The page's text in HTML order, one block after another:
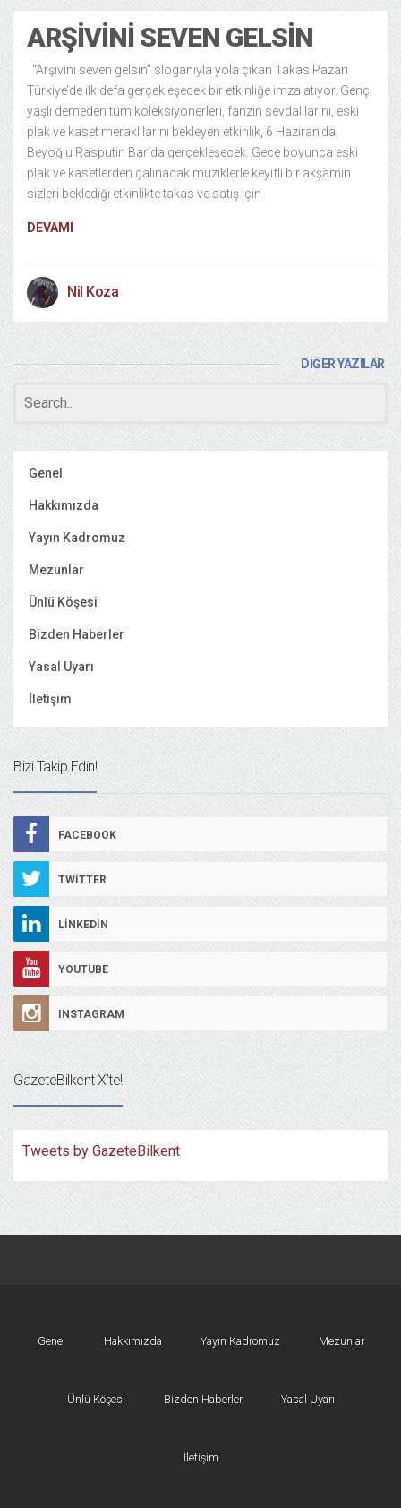
ARŞIVINI SEVEN GELSIN
“Arşivini seven gelsin” sloganıyla yola çıkan Takas Pazarı
Türkiye’de ilk defa gerçekleşecek bir etkinliğe imza atıyor. Genç
yaşlı demeden tüm koleksiyonerleri, fanzin sevdalılarını, eski
plak ve kaset meraklılarını bekleyen etkinlik, 6 Haziran’da
Beyoğlu Rasputin Bar’da gerçekleşecek. Gece boyunca eski
plak ve kasetlerden çalınacak müziklerle keyifli bir akşamın
sizleri beklediği etkinlikte takas ve satış için
DEVAMI
Nil Koza
DİĞER YAZILAR
Genel
Hakkımızda
Yayın Kadromuz
Mezunlar
Ünlü Köşesi
Bizden Haberler
Yasal Uyarı
İletişim
Bizi Takip Edin!
FACEBOOK
TWITTER
LINKEDIN
YOUTUBE
INSTAGRAM
GazeteBilkent X’te!
Tweets by GazeteBilkent
Genel Hakkımızda Yayın Kadromuz Mezunlar
Ünlü Köşesi Bizden Haberler Yasal Uyarı
İletişim